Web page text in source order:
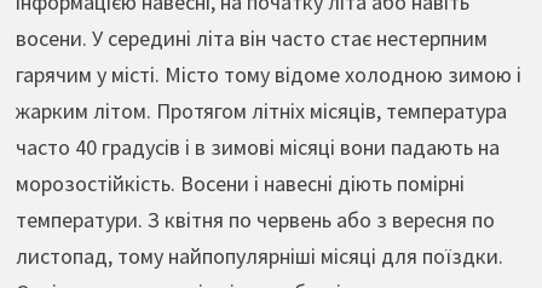
восени. У середині літа він часто стає нестерпним
гарячим у місті. Місто тому відоме холодною зимою і
жарким літом. Протягом літніх місяців, температура
часто 40 градусів і в зимові місяці вони падають на
морозостійкість. Восени і навесні діють помірні
температури. З квітня по червень або з вересня по
листопад, тому найпопулярніші місяці для поїздки.